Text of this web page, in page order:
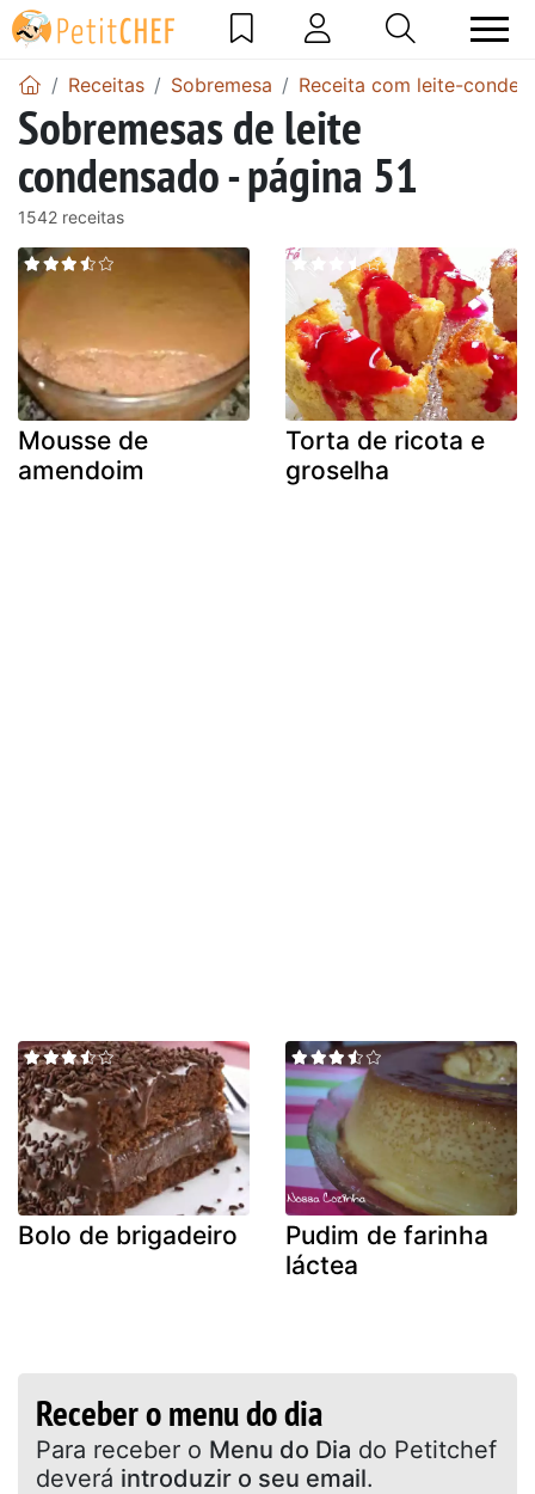
Receitas Sobremesa Receita com leite-
Sobremesas de leite
condensado - página 51
1542 receitas
Mousse de
amendoim
Torta de ricota e
groselha
Bolo de brigadeiro
Pudim de farinha
láctea
Receber o menu do dia
Para receber o Menu do Dia do Petitchef
deverá introduzir o seu email.